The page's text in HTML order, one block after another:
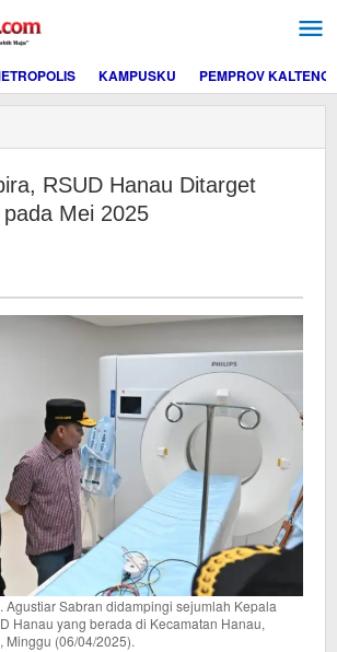
KAMPUSKU PEMPROV KALTENG
Gembira,
Hanau
Ditarget
Operasional
RSUD Hanau Ditarget
Mei 2025
Agustiar Sabran didampingi sejumlah Kepala
Hanau yang berada di Kecamatan Hanau,
Minggu (06/04/2025).